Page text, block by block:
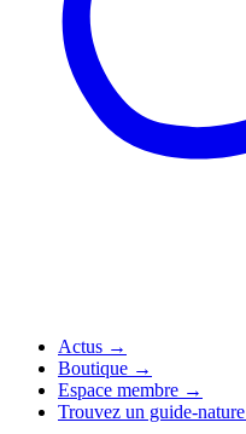
Actus →
Boutique →
Espace membre →
Trouvez un guide-nature